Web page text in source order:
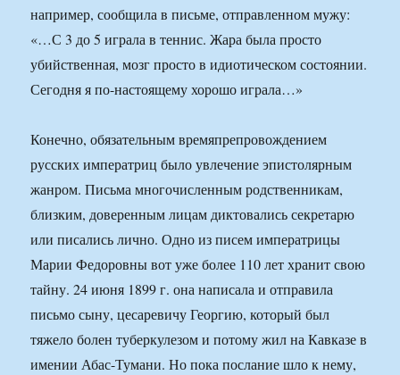
например, сообщила в письме, отправленном мужу:
«…С 3 до 5 играла в теннис. Жара была просто
убийственная, мозг просто в идиотическом состоянии.
Сегодня я по-настоящему хорошо играла…»
Конечно, обязательным времяпрепровождением
русских императриц было увлечение эпистолярным
жанром. Письма многочисленным родственникам,
близким, доверенным лицам диктовались секретарю
или писались лично. Одно из писем императрицы
Марии Федоровны вот уже более 110 лет хранит свою
тайну. 24 июня 1899 г. она написала и отправила
письмо сыну, цесаревичу Георгию, который был
тяжело болен туберкулезом и потому жил на Кавказе в
имении Абас-Тумани. Но пока послание шло к нему,